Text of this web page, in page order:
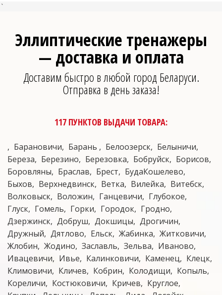
`
Эллиптические тренажеры
— доставка и оплата
Доставим быстро в любой город Беларуси.
Отправка в день заказа!
117 ПУНКТОВ ВЫДАЧИ ТОВАРА:
Барановичи Барань Белоозерск
Белыничи
Береза
Березино Березовка Бобруйск
Борисов
Боровляны
Браслав Брест
БудаКошелево
Быхов
Верхнедвинск Ветка Вилейка
Витебск
Волковыск
Воложин Ганцевичи
Глубокое
Глуск
Гомель Горки Городок
Гродно
Дзержинск Добруш Докшицы
Дрогичин
Дружный
Дятлово Ельск Жабинка
Житковичи
Жлобин
Жодино Заславль Зельва
Иваново
Ивацевичи
Ивье Калинковичи Каменец
Клецк
Климовичи
Кличев Кобрин Колодищи
Копыль
Кореличи
Костюковичи Кричев
Круглое